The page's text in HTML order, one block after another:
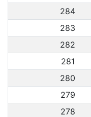
284
283
282
281
280
279
278